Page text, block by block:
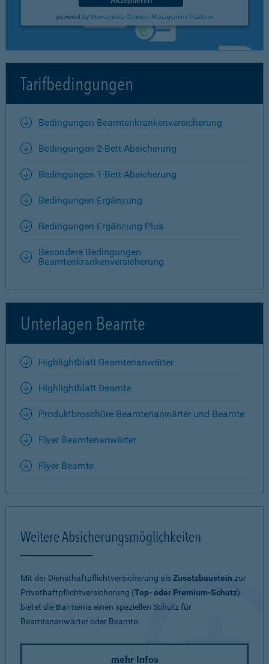
powered by Usercentrics Consent Management Platform
Tarifbedingungen
Bedingungen Beamtenkrankenversicherung
Bedingungen 2-Bett-Absicherung
Bedingungen 1-Bett-Absicherung
Bedingungen Ergänzung
Bedingungen Ergänzung Plus
Besondere Bedingungen
Beamtenkrankenversicherung
Unterlagen Beamte
Highlightblatt Beamtenanwärter
Highlightblatt Beamte
Produktbroschüre Beamtenanwärter und Beamte
Flyer Beamtenanwärter
Flyer Beamte
Weitere Absicherungsmöglichkeiten
Mit der Diensthaftpflichtversicherung alsZusatzbaustein zur
Privathaftpflichtversicherung (Top- oder Premium-Schutz)
bietet die Barmenia einen speziellen Schutz für
Beamtenanwärter oder Beamte.
mehr Infos